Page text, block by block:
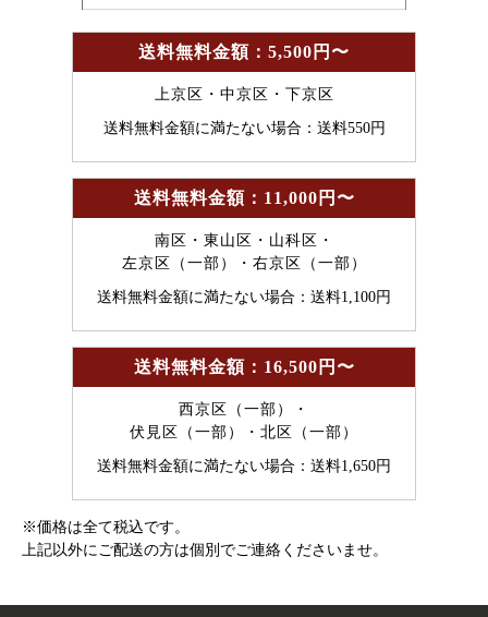
送料無料金額：5,500円〜
上京区・中京区・下京区
送料無料金額に満たない場合：送料550円
送料無料金額：11,000円〜
南区・東山区・山科区・
左京区（一部）・右京区（一部）
送料無料金額に満たない場合：送料1,100円
送料無料金額：16,500円〜
西京区（一部）・
伏見区（一部）・北区（一部）
送料無料金額に満たない場合：送料1,650円
※価格は全て税込です。
上記以外にご配送の方は個別でご連絡くださいませ。